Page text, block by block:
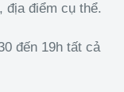
địa điểm cụ thể.
đến 19h tất cả